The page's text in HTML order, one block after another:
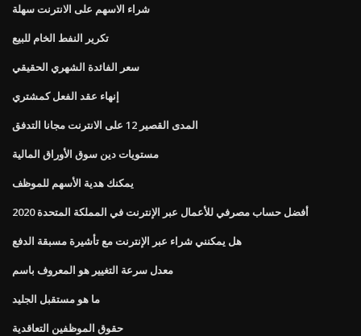
شراء الاسهم على الانترنت سهلة
تكرير النفط الخام للبيع
سعر الفائدة الشهري الحقيقي
إنهاء عقد الفعل كمشتري
المدى القصير 12 على الانترنت مجانا التدفق
مستويات دين سوق الأوراق المالية
يمكنك هدية الأسهم للموظف
أفضل حساب مصرفي للأعمال عبر الإنترنت في المملكة المتحدة 2020
هل يمكنني شراء عبر الإنترنت مع تأشيرة مسبقة الدفع
معدل سرعة التغيير هو المعروف باسم
ما هو مستقبل الجليد
حقوق الموظفين التعاقدية